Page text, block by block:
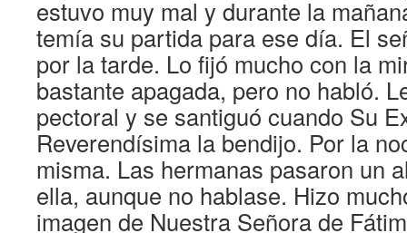
estuvo muy mal y durante la
temía su partida para ese día. El
por la tarde. Lo fijó mucho con la
bastante apagada, pero no habló.
pectoral y se santiguó cuando Su
Reverendísima la bendijo. Por la
misma. Las hermanas pasaron un
ella, aunque no hablase. Hizo
imagen de Nuestra Señora de